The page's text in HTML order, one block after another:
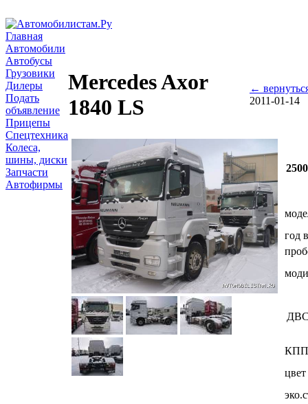
Главная
Автомобили
Автобусы
Грузовики
Дилеры
Подать
объявление
Прицепы
Спецтехника
Колеса,
шины, диски
Запчасти
Автофирмы
Mercedes Axor
1840 LS
←
2011-01-14
год
КПП
цвет